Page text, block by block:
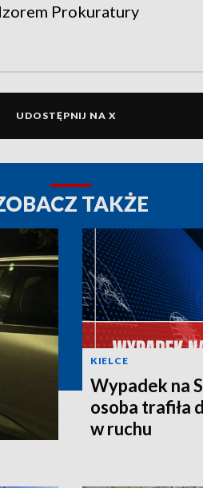
Prokuratury
UDOSTĘPNIJ NA X
TAKŻE
KIELCE
Wypadek na
osoba trafiła
w ruchu